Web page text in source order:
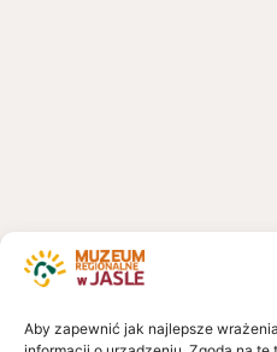
Aby zapewnić jak najlepsze